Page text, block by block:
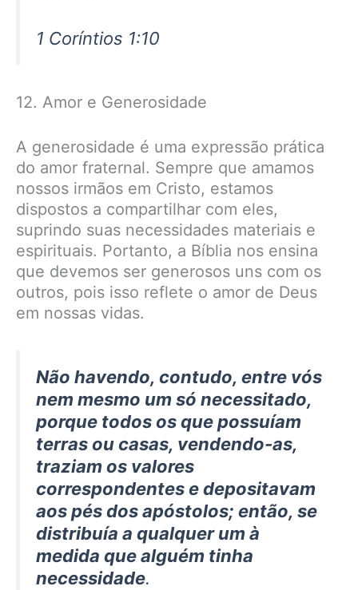
1 Coríntios 1:10
12. Amor e Generosidade
A generosidade é uma expressão prática
do amor fraternal. Sempre que amamos
nossos irmãos em Cristo, estamos
dispostos a compartilhar com eles,
suprindo suas necessidades materiais e
espirituais. Portanto, a Bíblia nos ensina
que devemos ser generosos uns com os
outros, pois isso reflete o amor de Deus
em nossas vidas.
Não havendo, contudo, entre vós
nem mesmo um só necessitado,
porque todos os que possuíam
terras ou casas, vendendo-as,
traziam os valores
correspondentes e depositavam
aos pés dos apóstolos; então, se
distribuía a qualquer um à
medida que alguém tinha
necessidade.